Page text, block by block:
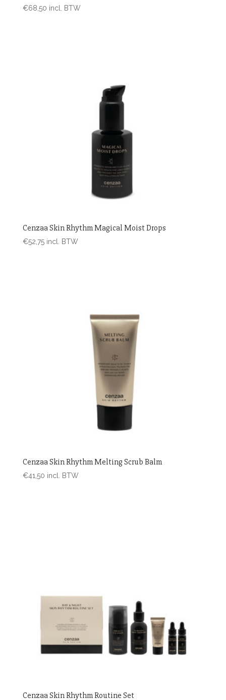
€68,50 incl. BTW
Cenzaa Skin Rhythm Magical Moist Drops
€52,75 incl. BTW
Cenzaa Skin Rhythm Melting Scrub Balm
€41,50 incl. BTW
Cenzaa Skin Rhythm Routine Set